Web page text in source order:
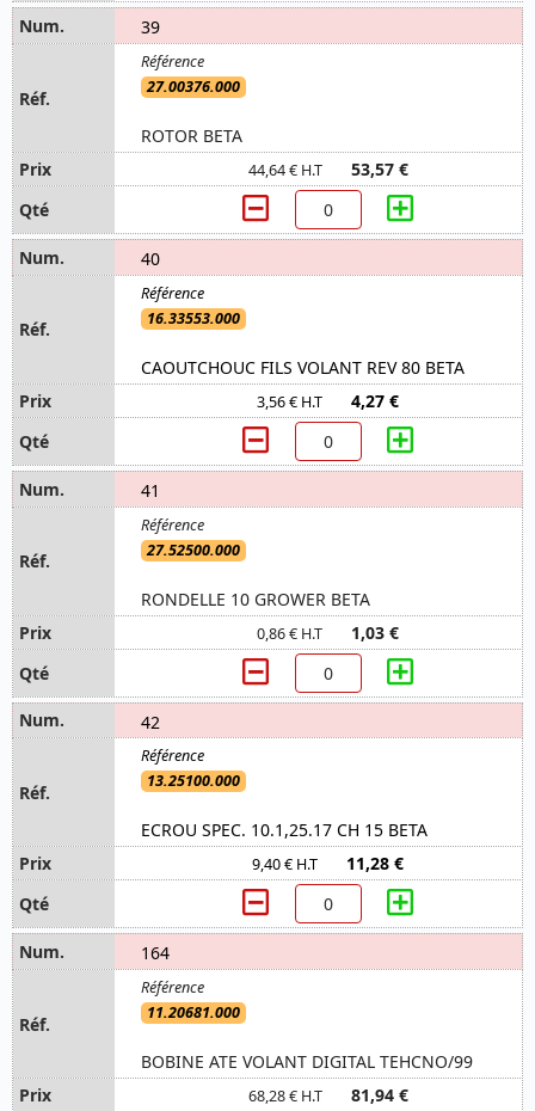
39
27.00376.000
ROTOR BETA
44,64 € H.T 53,57 €
40
16.33553.000
CAOUTCHOUC FILS VOLANT REV 80 BETA
3,56 € H.T 4,27 €
41
27.52500.000
RONDELLE 10 GROWER BETA
0,86 € H.T 1,03 €
42
13.25100.000
ECROU SPEC. 10.1,25.17 CH 15 BETA
9,40 € H.T 11,28 €
164
11.20681.000
BOBINE ATE VOLANT DIGITAL TEHCNO/99
68,28 € H.T 81,94 €